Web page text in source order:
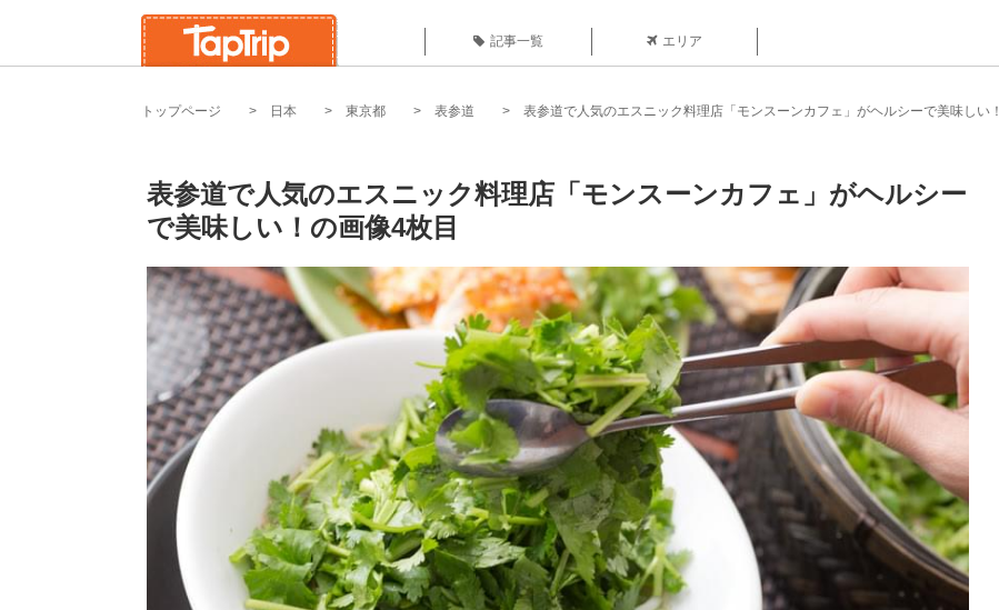
記事一覧 エリア
トップページ 日本 東京都 表参道 表参道で人気のエスニック料理店「モンスーンカフェ」がヘルシーで美味しい！
表参道で人気のエスニック料理店「モンスーンカフェ」がヘルシー
で美味しい！の画像4枚目